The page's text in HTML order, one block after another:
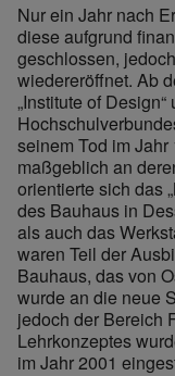
Nur ein Jahr nach
diese aufgrund
geschlossen,
wiedereröffnet. Ab
„Institute of
seinem Tod im
maßgeblich an
orientierte sich das
des Bauhaus in
als auch das
waren Teil der
Bauhaus, das von
wurde an die neue
jedoch der Bereich
Lehrkonzeptes
im Jahr 2001